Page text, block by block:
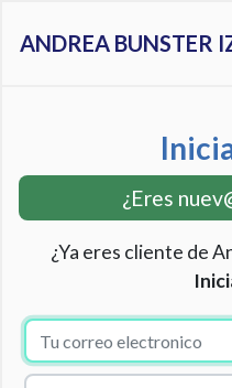
ANDREA BUNSTER
¿Eres
¿Ya eres cliente de